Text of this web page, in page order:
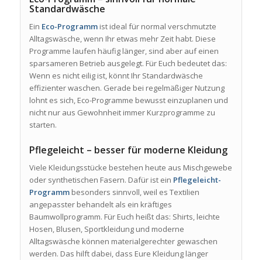
Standardwäsche
Ein Eco-Programmist ideal für normal verschmutzte
Alltagswäsche, wenn Ihr etwas mehr Zeit habt. Diese
Programme laufen häufig länger, sind aber auf einen
sparsameren Betrieb ausgelegt. Für Euch bedeutet das:
Wenn es nicht eilig ist, könnt Ihr Standardwäsche
effizienter waschen. Gerade bei regelmäßiger Nutzung
lohnt es sich, Eco-Programme bewusst einzuplanen und
nicht nur aus Gewohnheit immer Kurzprogramme zu
starten.
Pflegeleicht – besser für moderne Kleidung
Viele Kleidungsstücke bestehen heute aus Mischgewebe
oder synthetischen Fasern. Dafür ist ein Pflegeleicht-
Programmbesonders sinnvoll, weil es Textilien
angepasster behandelt als ein kräftiges
Baumwollprogramm. Für Euch heißt das: Shirts, leichte
Hosen, Blusen, Sportkleidung und moderne
Alltagswäsche können materialgerechter gewaschen
werden. Das hilft dabei, dass Eure Kleidung länger